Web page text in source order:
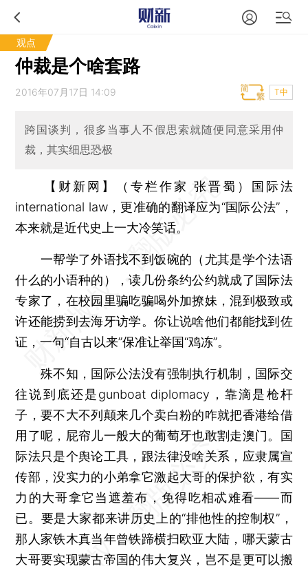
观点
仲裁是个啥套路
2016年07月17日 14:09 T中
跨国谈判，很多当事人不假思索就随便同意采用仲
裁，其实细思恐极
【财新网】（专栏作家 张晋蜀）
国际法
international law，更准确的翻译应为“国际公法”，
本来就是近代史上一大冷笑话。
一帮学了外语找不到饭碗的（尤其是学个法语
什么的小语种的），读几份条约公约就成了国际法
专家了，在校园里骗吃骗喝外加撩妹，混到极致或
许还能捞到去海牙访学。你让说啥他们都能找到佐
证，一句“自古以来”保准让举国“鸡冻”。
殊不知，国际公法没有强制执行机制，国际交
往说到底还是gunboat diplomacy，靠滴是枪杆
子，要不大不列颠来几个卖白粉的咋就把香港给借
用了呢，屁帘儿一般大的葡萄牙也敢割走澳门。国
际法只是个舆论工具，跟法律没啥关系，应隶属宣
传部，没实力的小弟拿它激起大哥的保护欲，有实
力的大哥拿它当遮羞布，免得吃相忒难看——而
已。要是大家都来讲历史上的“排他性的控制权”，
那人家铁木真当年曾铁蹄横扫欧亚大陆，哪天蒙古
大哥要实现蒙古帝国的伟大复兴，岂不是更可以搬